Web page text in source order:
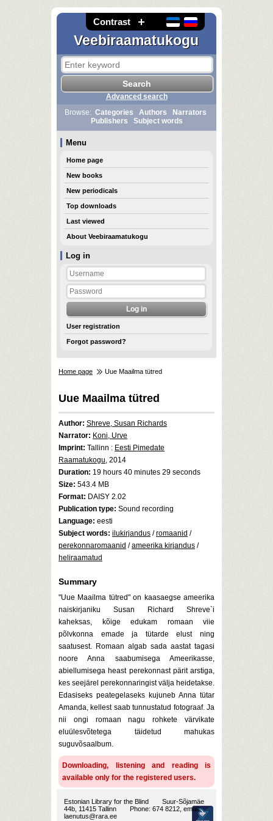
Contrast
Veebiraamatukogu
Log in
User registration
Forgot password?
Advanced search
Browse: Categories Authors
Narrators
Publishers
Subject words
Menu
Home page
New books
New periodicals
Top downloads
Last viewed
About Veebiraamatukogu
Home page Uue Maailma tütred
Uue Maailma tütred
Author: Shreve, Susan Richards
Narrator: Koni, Urve
Imprint: Tallinn : Eesti Pimedate
Raamatukogu, 2014
Duration: 19 hours 40 minutes 29 seconds
Size: 543.4 MB
Format: DAISY 2.02
Publication type: Sound recording
Language: eesti
Subject words: ilukirjandus /romaanid /
perekonnaromaanid /ameerika kirjandus /
heliraamatud
Summary
"Uue Maailma tütred" on kaasaegse ameerika
naiskirjaniku Susan Richard Shreve`i
kaheksas, kõige edukam romaan viie
põlvkonna emade ja tütarde elust ning
saatusest. Romaan algab sada aastat tagasi
noore Anna saabumisega Ameerikasse,
abiellumisega heast perekonnast pärit arstiga,
kes seejärel perekonnaringist välja heidetakse.
Edasiseks peategelaseks kujuneb Anna tütar
Amanda, kellest saab tunnustatud fotograaf. Ja
nii ongi romaan nagu rohkete värvikate
eluülesvõtetega täidetud mahukas
suguvõsaalbum.
Downloading, listening and reading is
available only for the registered users.
Estonian Library for the Blind
Suur-Sõjamäe
44b, 11415 Tallinn
Phone: 674 8212, email:
laenutus@rara.ee